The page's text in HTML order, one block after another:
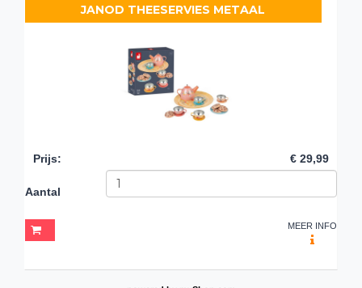
JANOD THEESERVIES METAAL
Prijs: € 29,99
Aantal
MEER INFO